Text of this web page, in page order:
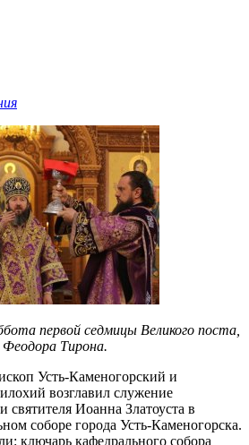
первой седмицы Великого поста,
Феодора Тирона.
Усть-Каменогорский и
возглавил служение
Иоанна Златоуста в
соборе города Усть-Каменогорска.
ключарь кафедрального собора